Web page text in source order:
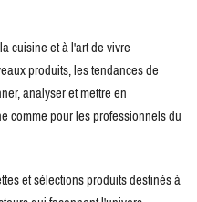
cuisine et à l'art de vivre
produits, les tendances de
analyser et mettre en
comme pour les professionnels du
et sélections produits destinés à